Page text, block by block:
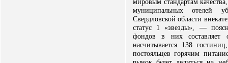
муниципальных отелей
Свердловской области
статус 1 «звезды», —
фондов в них
насчитывается 138
постояльцев горячим